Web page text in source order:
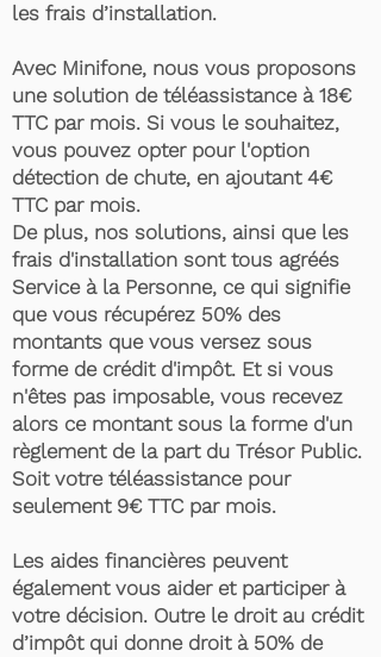
les frais d’installation.
Avec Minifone, nous vous proposons
une solution de téléassistance à 18€
TTC par mois. Si vous le souhaitez,
vous pouvez opter pour l'option
détection de chute, en ajoutant 4€
TTC par mois.
De plus, nos solutions, ainsi que les
frais d'installation sont tous agréés
Service à la Personne, ce qui signifie
que vous récupérez 50% des
montants que vous versez sous
forme de crédit d'impôt. Et si vous
n'êtes pas imposable, vous recevez
alors ce montant sous la forme d'un
règlement de la part du Trésor Public.
Soit votre téléassistance pour
seulement 9€ TTC par mois.
Les aides financières peuvent
également vous aider et participer à
votre décision. Outre le droit au crédit
d’impôt qui donne droit à 50% de